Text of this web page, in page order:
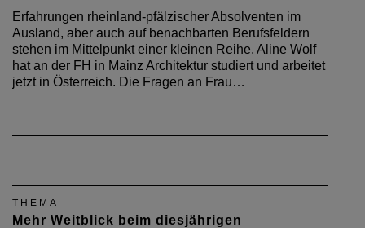
Erfahrungen rheinland-pfälzischer Absolventen im
Ausland, aber auch auf benachbarten Berufsfeldern
stehen im Mittelpunkt einer kleinen Reihe. Aline Wolf
hat an der FH in Mainz Architektur studiert und arbeitet
jetzt in Österreich. Die Fragen an Frau…
THEMA
Mehr Weitblick beim diesjährigen